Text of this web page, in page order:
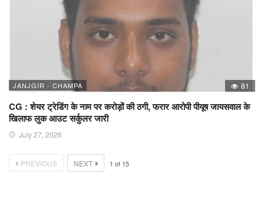
JANJGIR - CHAMPA 81
CG : शेयर ट्रेडिंग के नाम पर करोड़ों की ठगी, फरार आरोपी पीयूष जायसवाल के
खिलाफ लुक आउट सर्कुलर जारी
July 27, 2026
PREVIOUS NEXT 1 of 15